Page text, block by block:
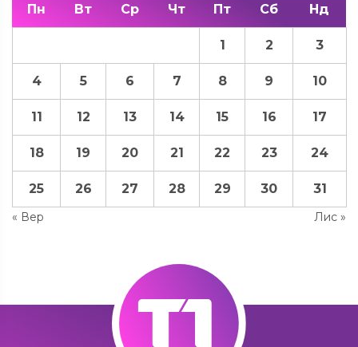
Пн Вт Ср Чт Пт Сб Нд
« Вер Лис »
1 2 3
4 5 6 7 8 9 10
11 12 13 14 15 16 17
18 19 20 21 22 23 24
25 26 27 28 29 30 31